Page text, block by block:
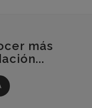
más